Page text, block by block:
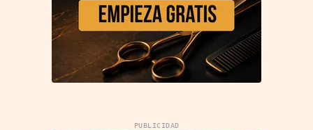
PUBLICIDAD